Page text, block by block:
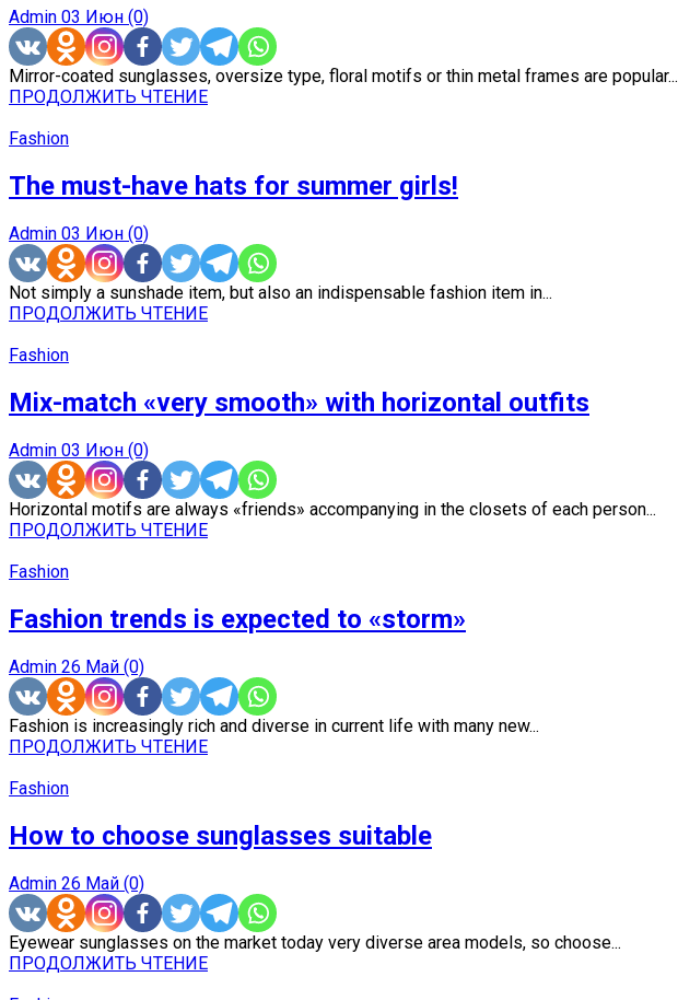
Admin 03 Июн (0)
Mirror-coated sunglasses, oversize type, floral motifs or thin metal frames are popular...
ПРОДОЛЖИТЬ ЧТЕНИЕ
Fashion
The must-have hats for summer girls!
Admin 03 Июн (0)
Not simply a sunshade item, but also an indispensable fashion item in...
ПРОДОЛЖИТЬ ЧТЕНИЕ
Fashion
Mix-match «very smooth» with horizontal outfits
Admin 03 Июн (0)
Horizontal motifs are always «friends» accompanying in the closets of each person...
ПРОДОЛЖИТЬ ЧТЕНИЕ
Fashion
Fashion trends is expected to «storm»
Admin 26 Май (0)
Fashion is increasingly rich and diverse in current life with many new...
ПРОДОЛЖИТЬ ЧТЕНИЕ
Fashion
How to choose sunglasses suitable
Admin 26 Май (0)
Eyewear sunglasses on the market today very diverse area models, so choose...
ПРОДОЛЖИТЬ ЧТЕНИЕ